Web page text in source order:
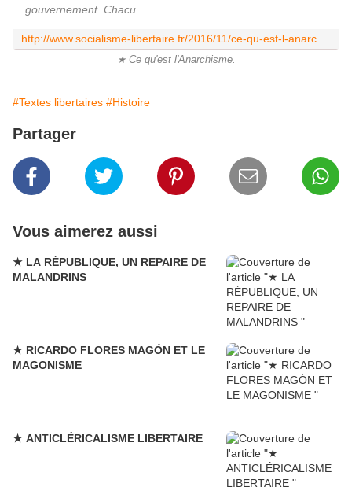
gouvernement. Chacu...
★ Ce qu'est l'Anarchisme.
#Textes libertaires #Histoire
Partager
Vous aimerez aussi
★ LA RÉPUBLIQUE, UN REPAIRE DE
MALANDRINS
★ RICARDO FLORES MAGÓN ET LE
MAGONISME
★ ANTICLÉRICALISME LIBERTAIRE